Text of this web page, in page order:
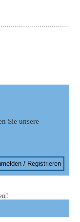
Sie unsere
/ Registrieren